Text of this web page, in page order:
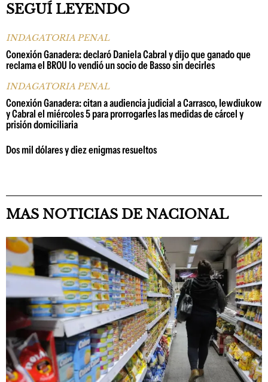
SEGUÍ LEYENDO
INDAGATORIA PENAL
Conexión Ganadera: declaró Daniela Cabral y dijo que ganado que
reclama el BROU lo vendió un socio de Basso sin decirles
INDAGATORIA PENAL
Conexión Ganadera: citan a audiencia judicial a Carrasco, Iewdiukow
y Cabral el miércoles 5 para prorrogarles las medidas de cárcel y
prisión domiciliaria
Dos mil dólares y diez enigmas resueltos
MAS NOTICIAS DE NACIONAL